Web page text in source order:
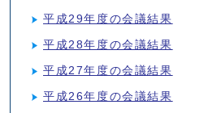
平成29年度の会議結果
平成28年度の会議結果
平成27年度の会議結果
平成26年度の会議結果